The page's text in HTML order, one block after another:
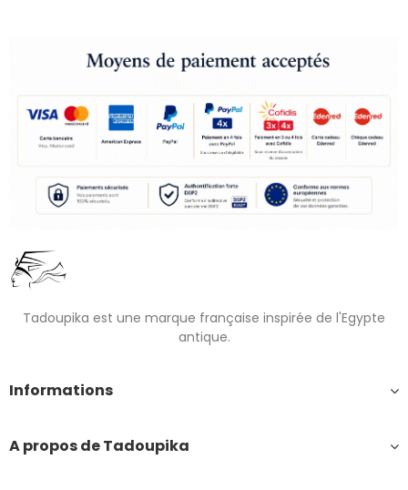
Tadoupika est une marque française inspirée de l'Egypte
antique.
Informations
A propos de Tadoupika